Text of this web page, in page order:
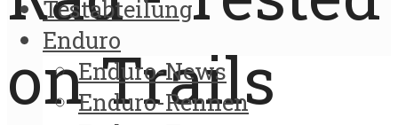
on Trails
Testabteilung
Enduro
Enduro-News
Enduro-Rennen